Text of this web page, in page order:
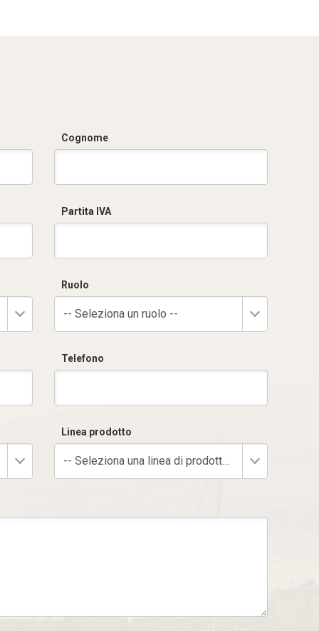
Cognome
Partita IVA
Ruolo
-- Seleziona un ruolo --
Telefono
Linea prodotto
-- Seleziona una linea di prodotto --